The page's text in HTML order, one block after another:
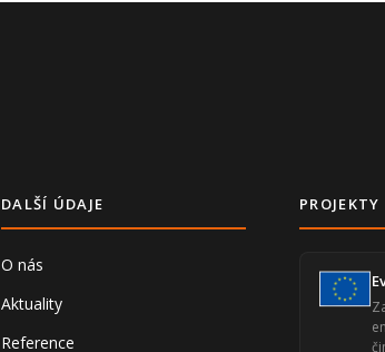
DALŠÍ ÚDAJE
O nás
Aktuality
Reference
PROJEKTY